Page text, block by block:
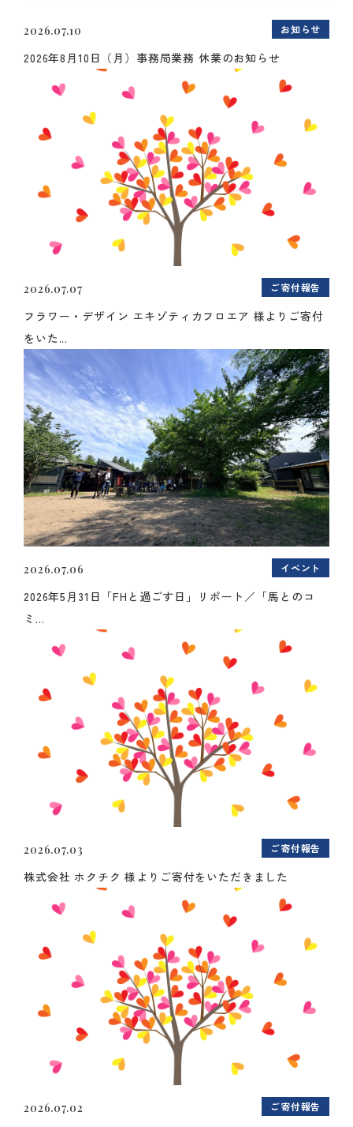
2026.07.10 お知らせ
2026年8月10日（月）事務局業務 休業のお知らせ
2026.07.07 ご寄付報告
フラワー・デザイン エキゾティカフロエア 様よりご寄付
をいた...
2026.07.06 イベント
2026年5月31日「FHと過ごす日」リポート／「馬とのコ
ミ...
2026.07.03 ご寄付報告
株式会社 ホクチク 様よりご寄付をいただきました
2026.07.02 ご寄付報告